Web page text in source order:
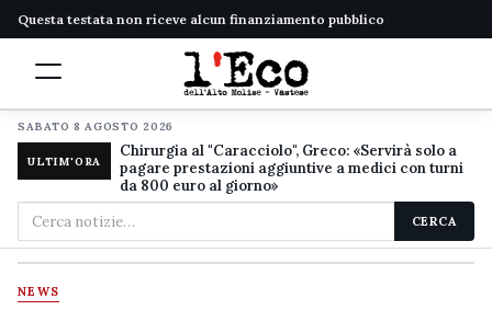
Questa testata non riceve alcun finanziamento pubblico
SABATO 8 AGOSTO 2026
ULTIM'ORA
Chirurgia al "Caracciolo", Greco: «Servirà solo a
pagare prestazioni aggiuntive a medici con turni
da 800 euro al giorno»
Cerca
nel
sito
CERCA
NEWS